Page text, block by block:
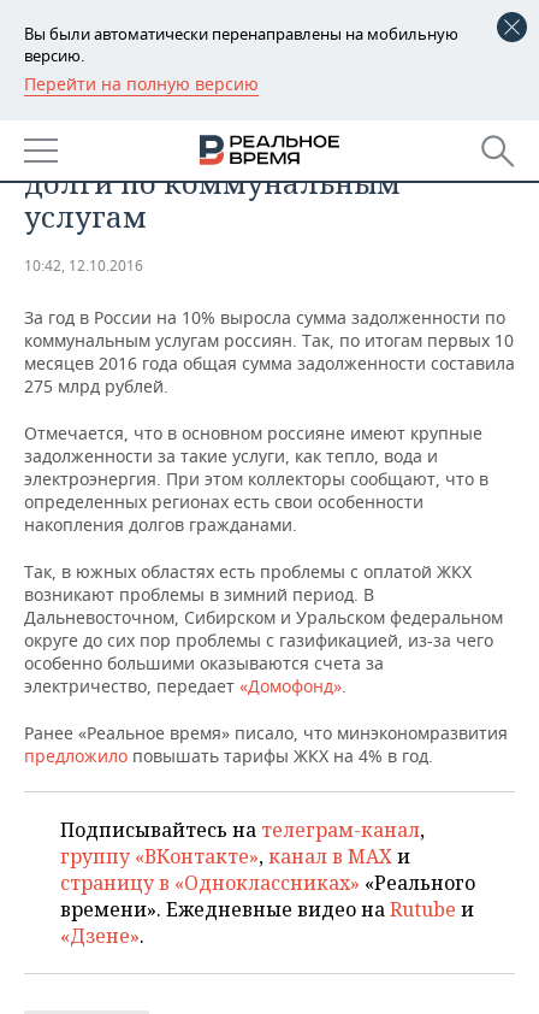
Вы были автоматически перенаправлены на мобильную
версию.
Перейти на полную версию
РЕГИОНЫ
БАШКОРТОСТАН
ТАТАРСТАН
НОВОСТИ
АНАЛИТИКА
ДЕКЛАРАЦИИ О ДОХОДАХ
КОРОЛИ ГОСЗАКАЗА ПФО
КОМУ ПРИНАДЛЕЖАТ
ТОРГОВЫЕ ЦЕНТРЫ
ТАТАРСТАНА
НОВОСТИ ЭКОНОМИКИ
ФИНАНСЫ
БЮДЖЕТ
ИНВЕСТИЦИИ
ПРОМЫШЛЕННОСТЬ
НОВОСТИ
ПРОМЫШЛЕННОСТИ
АГРОПРОМ
МАШИНОСТРОЕНИЕ
НЕФТЬ
ОПК
НЕДВИЖИМОСТЬ
НОВОСТИ АВТО
БИЗНЕС
НОВОСТИ БИЗНЕСА
РОЗНИЧНАЯ ТОРГОВЛЯ
ТРАНСПОРТ
УСЛУГИ
ТЕХНОЛОГИИ
НОВОСТИ ТЕХНОЛОГИЙ
IT
МЕДИА
ТЕЛЕКОММУНИКАЦИИ
МЕРОПРИЯТИЯ
НОВОСТИ МЕРОПРИЯТИЙ
ВЫЕЗДНАЯ РЕДАКЦИЯ
БИЗНЕС-БРАНЧИ
ОТКРЫТАЯ ЛЕКЦИЯ
СПОРТ
НОВОСТИ СПОРТА
ФУТБОЛ
БАСКЕТБОЛ
ВОЛЕЙБОЛ
КИБЕРСПОРТ
ОБЩЕСТВО
НОВОСТИ ОБЩЕСТВА
ИНФРАСТРУКТУРА
ИСТОРИЯ
КУЛЬТУРА
ФОТОГАЛЕРЕЯ
СПРАВОЧНИК
СПИСОК ПЕРСОН
СПИСОК КОМПАНИЙ
ПОЛНАЯ ВЕРСИЯ
В России за год на 10% выросли
долги по коммунальным
услугам
10:42, 12.10.2016
За год в России на 10% выросла сумма задолженности по
коммунальным услугам россиян. Так, по итогам первых 10
месяцев 2016 года общая сумма задолженности составила
275 млрд рублей.
Отмечается, что в основном россияне имеют крупные
задолженности за такие услуги, как тепло, вода и
электроэнергия. При этом коллекторы сообщают, что в
определенных регионах есть свои особенности
накопления долгов гражданами.
Так, в южных областях есть проблемы с оплатой ЖКХ
возникают проблемы в зимний период. В
Дальневосточном, Сибирском и Уральском федеральном
округе до сих пор проблемы с газификацией, из-за чего
особенно большими оказываются счета за
электричество, передает «Домофонд».
Ранее «Реальное время» писало, что минэкономразвития
предложило повышать тарифы ЖКХ на 4% в год.
Подписывайтесь на телеграм-канал,
группу «ВКонтакте»,канал в MAXи
страницу в «Одноклассниках» «Реального
времени». Ежедневные видео наRutube и
«Дзене».